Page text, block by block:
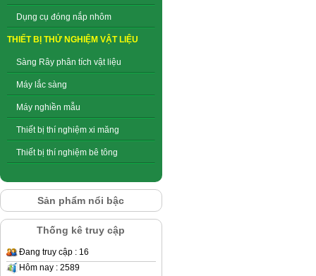
Dụng cụ đóng nắp nhôm
THIẾT BỊ THỬ NGHIỆM VẬT LIỆU
Sàng Rây phân tích vật liệu
Máy lắc sàng
Máy nghiền mẫu
Thiết bị thí nghiệm xi măng
Thiết bị thí nghiệm bê tông
Sản phẩm nổi bậc
Thống kê truy cập
Đang truy cập : 16
Hôm nay : 2589